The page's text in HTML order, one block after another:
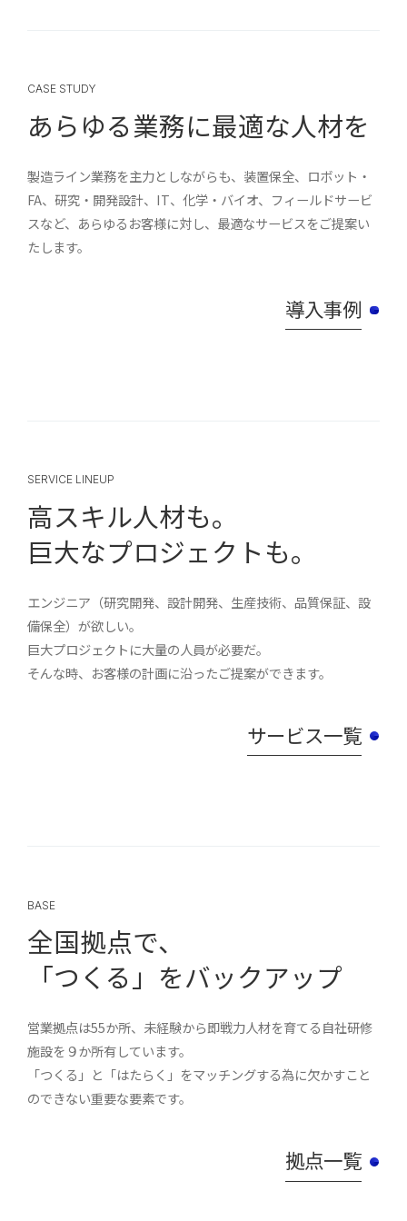
CASE STUDY
あらゆる業務に最適な人材を
製造ライン業務を主力としながらも、装置保全、ロボット・
FA、研究・開発設計、IT、化学・バイオ、フィールドサービ
スなど、あらゆるお客様に対し、最適なサービスをご提案い
たします。
導入事例
SERVICE LINEUP
高スキル人材も。
巨大なプロジェクトも。
エンジニア（研究開発、設計開発、生産技術、品質保証、設
備保全）が欲しい。
巨大プロジェクトに大量の人員が必要だ。
そんな時、お客様の計画に沿ったご提案ができます。
サービス一覧
BASE
全国拠点で、
「つくる」をバックアップ
営業拠点は55か所、未経験から即戦力人材を育てる自社研修
施設を９か所有しています。
「つくる」と「はたらく」をマッチングする為に欠かすこと
のできない重要な要素です。
拠点一覧